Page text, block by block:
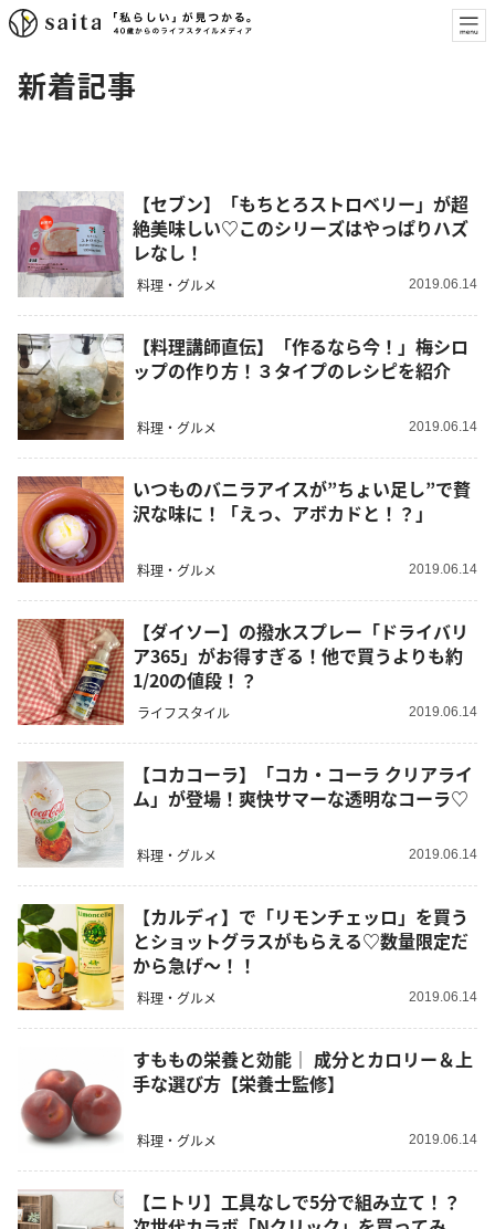
新着記事
【セブン】「もちとろストロベリー」が超
絶美味しい♡このシリーズはやっぱりハズ
レなし！
料理・グルメ 2019.06.14
【料理講師直伝】「作るなら今！」梅シロ
ップの作り方！３タイプのレシピを紹介
料理・グルメ 2019.06.14
いつものバニラアイスが”ちょい足し”で贅
沢な味に！「えっ、アボカドと！？」
料理・グルメ 2019.06.14
【ダイソー】の撥水スプレー「ドライバリ
ア365」がお得すぎる！他で買うよりも約
1/20の値段！？
ライフスタイル 2019.06.14
【コカコーラ】「コカ・コーラ クリアライ
ム」が登場！爽快サマーな透明なコーラ♡
料理・グルメ 2019.06.14
【カルディ】で「リモンチェッロ」を買う
とショットグラスがもらえる♡数量限定だ
から急げ～！！
料理・グルメ 2019.06.14
すももの栄養と効能｜ 成分とカロリー＆上
手な選び方【栄養士監修】
料理・グルメ 2019.06.14
【ニトリ】工具なしで5分で組み立て！？